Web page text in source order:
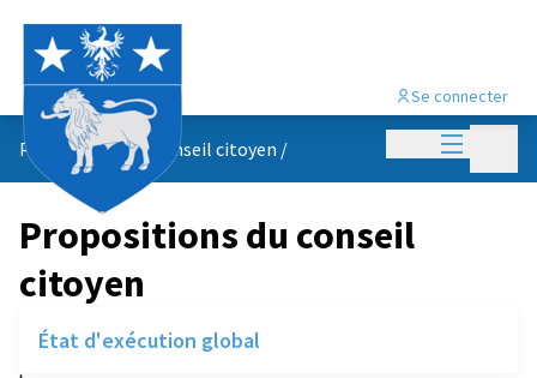
Menu
Se connecter
Propositions du conseil citoyen /
Propositions du conseil
citoyen
État d'exécution global